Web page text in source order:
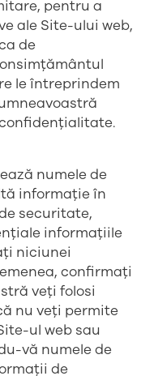
pentru a
ale Site-ului web,
de
le întreprindem
numele de
informație în
securitate,
informațiile
niciunei
confirmați
veți folosi
nu veți permite
ul web sau
vă numele de
de